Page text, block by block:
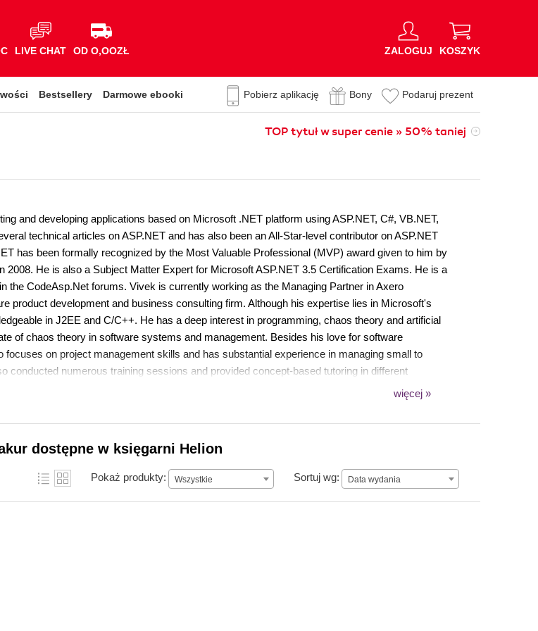
LIVE CHAT OD O,OOZŁ ZALOGUJ KOSZYK
Bestsellery Darmowe ebooki Pobierz aplikację Bony Podaruj prezent
TOP tytuł w super cenie » 50% taniej
and developing applications based on Microsoft .NET platform using ASP.NET, C#, VB.NET,
technical articles on ASP.NET and has also been an All-Star-level contributor on ASP.NET
has been formally recognized by the Most Valuable Professional (MVP) award given to him by
2008. He is also a Subject Matter Expert for Microsoft ASP.NET 3.5 Certification Exams. He is a
the CodeAsp.Net forums. Vivek is currently working as the Managing Partner in Axero
product development and business consulting firm. Although his expertise lies in Microsoft's
in J2EE and C/C++. He has a deep interest in programming, chaos theory and artificial
of chaos theory in software systems and management. Besides his love for software
focuses on project management skills and has substantial experience in managing small to
conducted numerous training sessions and provided concept-based tutoring in different
his Bachelors degree in engineering from the Indian Institute of Technology (IIT), New
więcej »
dostępne w księgarni Helion
Pokaż produkty: Wszystkie Sortuj wg: Data wydania
Data wydania